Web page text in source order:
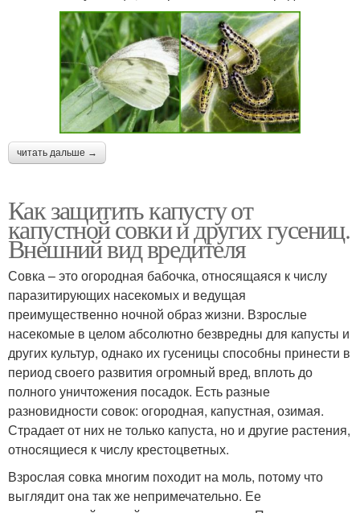
читать дальше →
Как защитить капусту от
капустной совки и других гусениц.
Внешний вид вредителя
Совка – это огородная бабочка, относящаяся к числу
паразитирующих насекомых и ведущая
преимущественно ночной образ жизни. Взрослые
насекомые в целом абсолютно безвредны для капусты и
других культур, однако их гусеницы способны принести в
период своего развития огромный вред, вплоть до
полного уничтожения посадок. Есть разные
разновидности совок: огородная, капустная, озимая.
Страдает от них не только капуста, но и другие растения,
относящиеся к числу крестоцветных.
Взрослая совка многим походит на моль, потому что
выглядит она так же непримечательно. Ее